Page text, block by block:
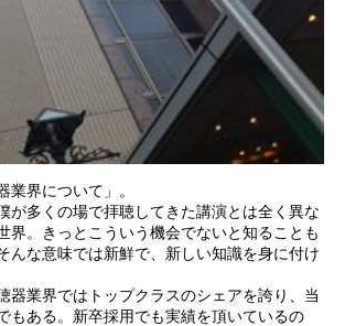
業界について」。
が多くの場で拝聴してきた講演とは全く異な
界。きっとこういう機会でないと知ることも
んな意味では新鮮で、新しい知識を身に付け
器業界ではトップクラスのシェアを誇り、当
もある。新卒採用でも実績を頂いているの